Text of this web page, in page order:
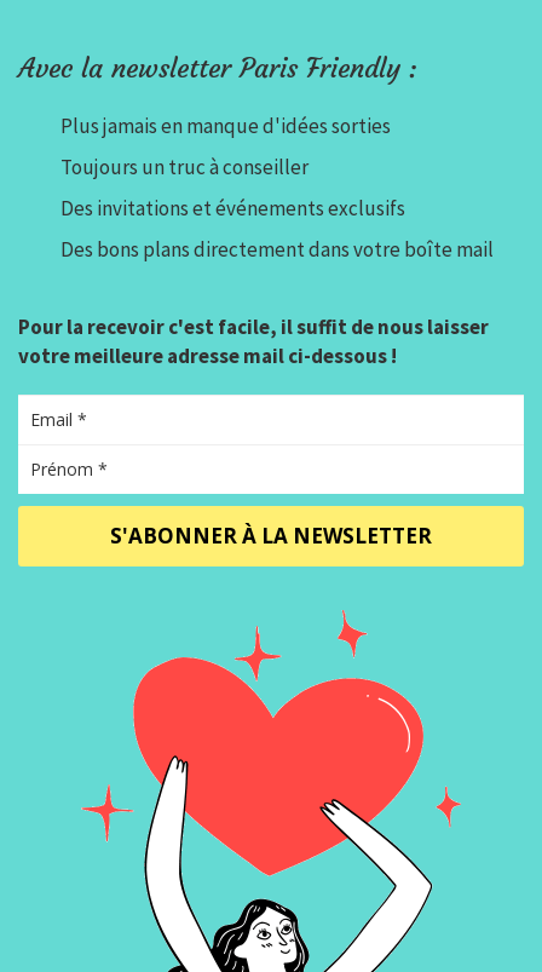
Avec la newsletter Paris Friendly :
Plus jamais en manque d'idées sorties
Toujours un truc à conseiller
Des invitations et événements exclusifs
Des bons plans directement dans votre boîte mail
Pour la recevoir c'est facile, il suffit de nous laisser
votre meilleure adresse mail ci-dessous !
S'ABONNER À LA NEWSLETTER